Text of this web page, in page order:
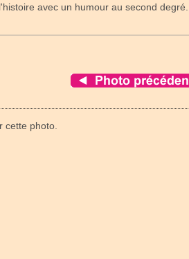
avec un humour au second degré.
cette photo.